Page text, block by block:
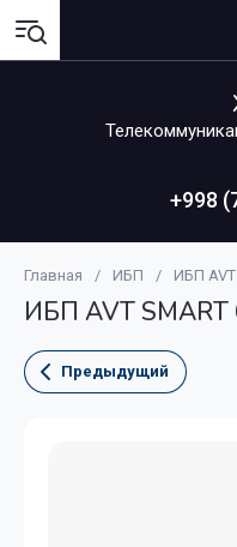
+998
Главная / ИБП / ИБП AVT
ИБП AVT SMART
Предыдущий